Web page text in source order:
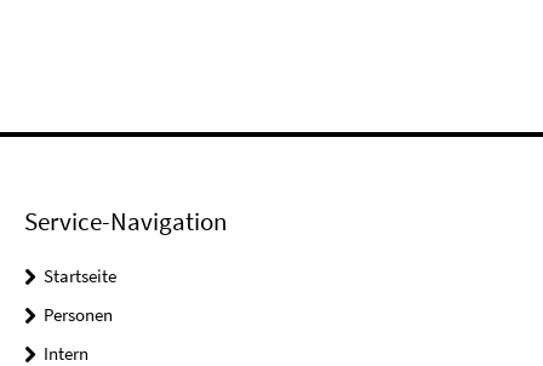
Service-Navigation
Startseite
Personen
Intern